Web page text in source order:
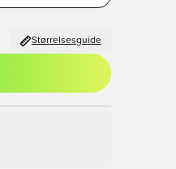
Størrelsesguide
som medlem